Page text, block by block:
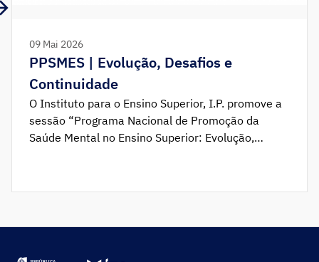
09 Mai 2026
PPSMES | Evolução, Desafios e
Continuidade
O Instituto para o Ensino Superior, I.P. promove a
sessão “Programa Nacional de Promoção da
Saúde Mental no Ensino Superior: Evolução,
Teatro Thalia, em Lisboa. Esta iniciativa assinala a